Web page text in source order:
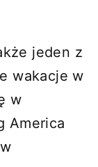
jeden z
wakacje w
w
America